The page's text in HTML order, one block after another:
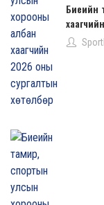
Биеийн